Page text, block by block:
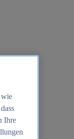
wie
Ihre